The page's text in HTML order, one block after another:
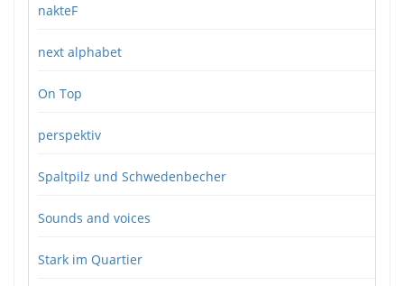
nakteF
next alphabet
On Top
perspektiv
Spaltpilz und Schwedenbecher
Sounds and voices
Stark im Quartier